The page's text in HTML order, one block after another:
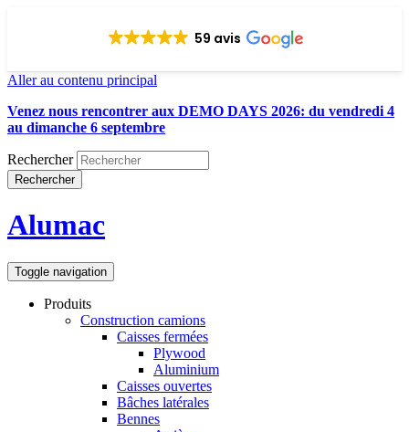
59 avis
Aller au contenu principal
Venez nous rencontrer aux DEMO DAYS 2026: du vendredi 4
au dimanche 6 septembre
Rechercher
Rechercher
Alumac
Toggle navigation
Produits
Construction camions
Caisses fermées
Plywood
Aluminium
Caisses ouvertes
Bâches latérales
Bennes